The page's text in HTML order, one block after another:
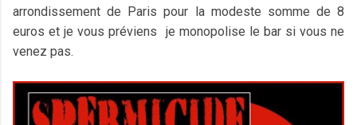
arrondissement de Paris pour la modeste somme de 8
euros et je vous préviens je monopolise le bar si vous ne
venez pas.